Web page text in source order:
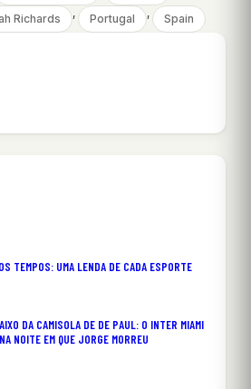
Richards , Portugal , Spain
TEMPOS: UMA LENDA DE CADA ESPORTE
DA CAMISOLA DE DE PAUL: O INTER MIAMI
NOITE EM QUE JORGE MORREU